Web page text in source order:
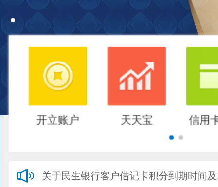
开立账户 天天宝 信用
关于民生银行客户借记卡积分到期时间